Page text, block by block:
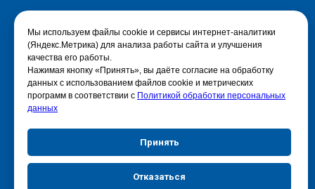
Мы используем файлы cookie и сервисы интернет-аналитики
(Яндекс.Метрика) для анализа работы сайта и улучшения
качества его работы.
Нажимая кнопку «Принять», вы даёте согласие на обработку
данных с использованием файлов cookie и метрических
программ в соответствии с Политикой обработки персональных
данных
Принять
Отказаться